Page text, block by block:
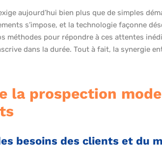
aujourd’hui bien plus que de simples
s’impose, et la technologie façonne
méthodes pour répondre à ces attentes
dans la durée. Tout à fait, la synergie
la prospection
besoins des clients et du